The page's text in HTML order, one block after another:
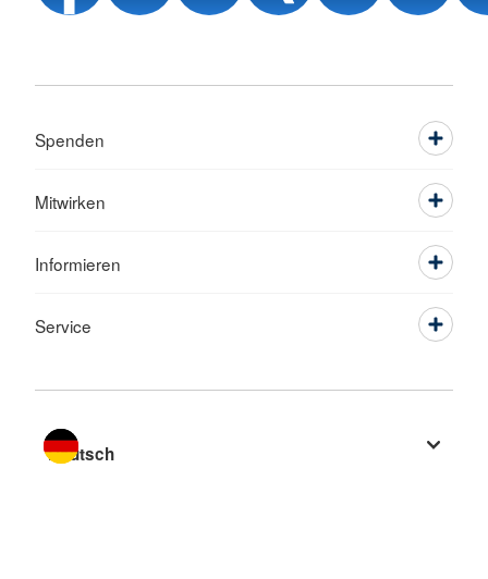
Spenden
Mitwirken
Informieren
Service
Sprache wechseln zu